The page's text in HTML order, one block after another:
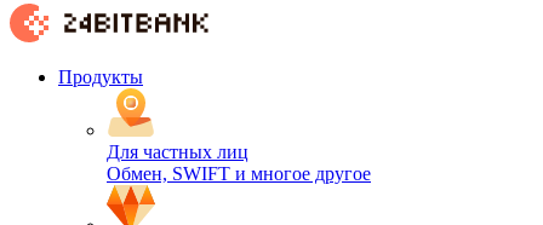
Продукты
Для частных лиц
Обмен, SWIFT и многое другое